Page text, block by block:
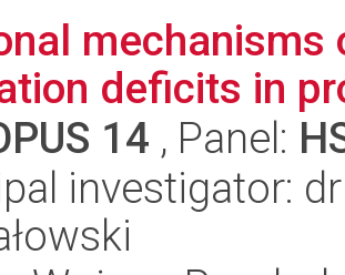
deficits in
14 , Panel:
investigator: